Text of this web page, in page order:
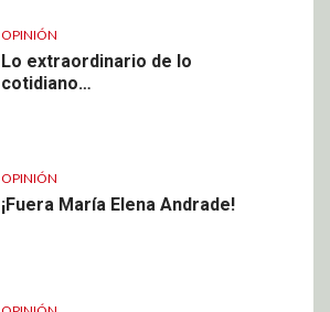
OPINIÓN
Lo extraordinario de lo
cotidiano…
OPINIÓN
¡Fuera María Elena Andrade!